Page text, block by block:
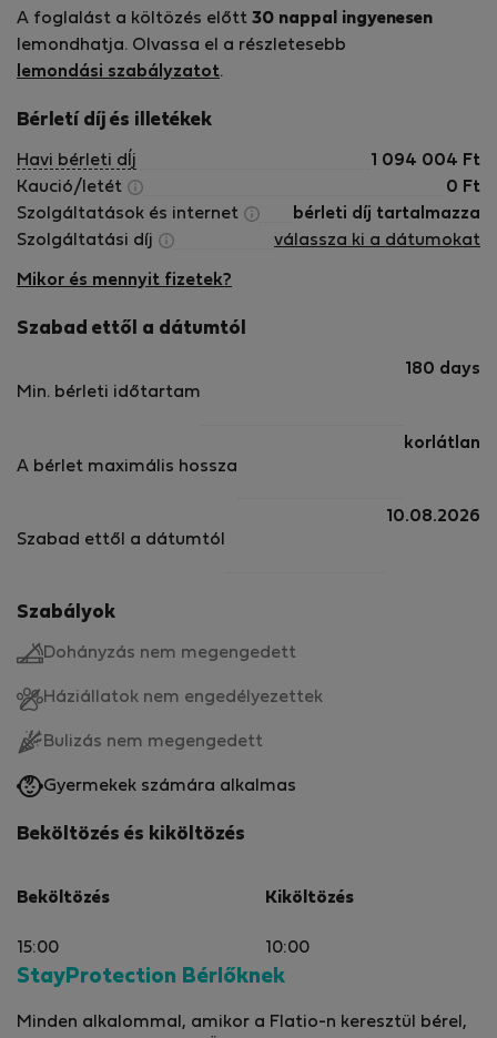
A foglalást a költözés előtt 30 nappal ingyenesen
lemondhatja. Olvassa el a részletesebb
lemondási szabályzatot.
Bérletí díj és illetékek
Havi bérleti dÍj 1 094 004 Ft
Kaució/letét
0 Ft
Szolgáltatások és internet
bérleti díj tartalmazza
Szolgáltatási díj
válassza ki a dátumokat
Mikor és mennyit fizetek?
Szabad ettől a dátumtól
Min. bérleti időtartam
180 days
A bérlet maximális hossza
korlátlan
Szabad ettől a dátumtól
10.08.2026
Szabályok
Dohányzás nem megengedett
Háziállatok nem engedélyezettek
Bulizás nem megengedett
Gyermekek számára alkalmas
Beköltözés és kiköltözés
Beköltözés
15:00
Kiköltözés
10:00
StayProtection Bérlőknek
Minden alkalommal, amikor a Flatio-n keresztül bérel,